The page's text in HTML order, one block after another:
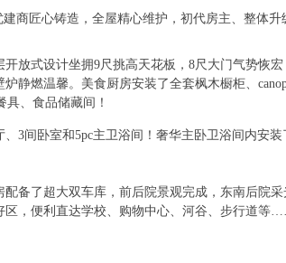
建商匠心铸造，全屋精心维护，初代房主、整体升
放式设计坐拥9尺挑高天花板，8尺大门气势恢
静燃温馨。美食厨房安装了全套枫木橱柜、
、食品储藏间！
3间卧室和5pc主卫浴间！奢华主卧卫浴间内安
备了超大双车库，前后院景观完成，东南后院
区，便利直达学校、购物中心、河谷、步行道等